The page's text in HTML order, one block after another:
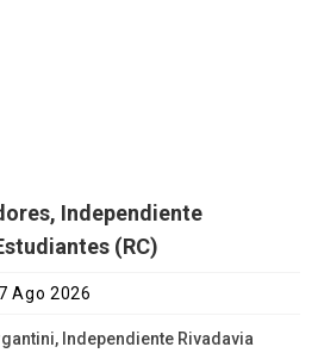
Independiente
(RC)
Ago 2026
Independiente Rivadavia